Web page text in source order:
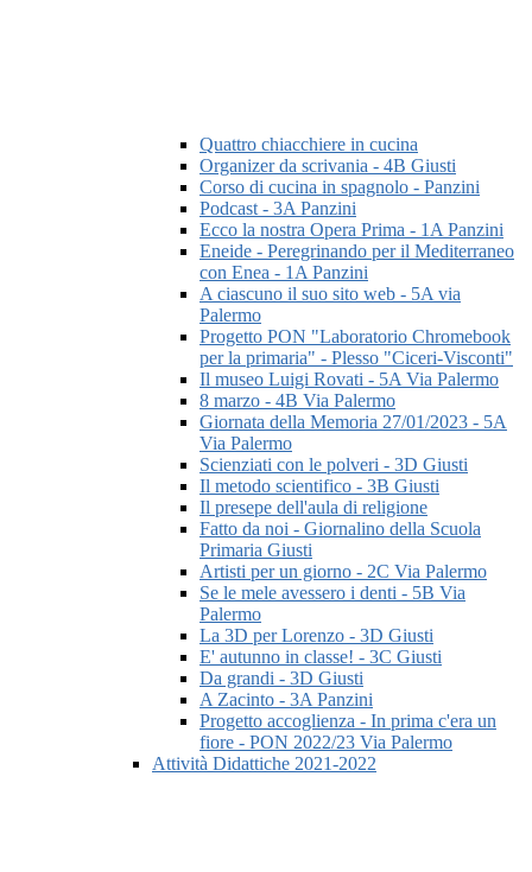
Quattro chiacchiere in cucina
Organizer da scrivania - 4B Giusti
Corso di cucina in spagnolo - Panzini
Podcast - 3A Panzini
Ecco la nostra Opera Prima - 1A Panzini
Eneide - Peregrinando per il Mediterraneo
con Enea - 1A Panzini
A ciascuno il suo sito web - 5A via
Palermo
Progetto PON "Laboratorio Chromebook
per la primaria" - Plesso "Ciceri-Visconti"
Il museo Luigi Rovati - 5A Via Palermo
8 marzo - 4B Via Palermo
Giornata della Memoria 27/01/2023 - 5A
Via Palermo
Scienziati con le polveri - 3D Giusti
Il metodo scientifico - 3B Giusti
Il presepe dell'aula di religione
Fatto da noi - Giornalino della Scuola
Primaria Giusti
Artisti per un giorno - 2C Via Palermo
Se le mele avessero i denti - 5B Via
Palermo
La 3D per Lorenzo - 3D Giusti
E' autunno in classe! - 3C Giusti
Da grandi - 3D Giusti
A Zacinto - 3A Panzini
Progetto accoglienza - In prima c'era un
fiore - PON 2022/23 Via Palermo
Attività Didattiche 2021-2022